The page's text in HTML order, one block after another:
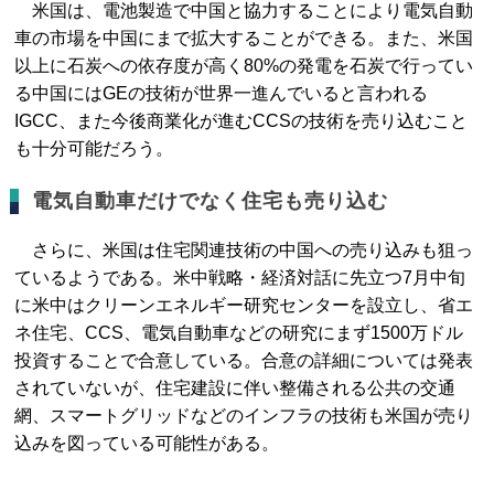
米国は、電池製造で中国と協力することにより電気自動
車の市場を中国にまで拡大することができる。また、米国
以上に石炭への依存度が高く80%の発電を石炭で行ってい
る中国にはGEの技術が世界一進んでいると言われる
IGCC、また今後商業化が進むCCSの技術を売り込むこと
も十分可能だろう。
電気自動車だけでなく住宅も売り込む
さらに、米国は住宅関連技術の中国への売り込みも狙っ
ているようである。米中戦略・経済対話に先立つ7月中旬
に米中はクリーンエネルギー研究センターを設立し、省エ
ネ住宅、CCS、電気自動車などの研究にまず1500万ドル
投資することで合意している。合意の詳細については発表
されていないが、住宅建設に伴い整備される公共の交通
網、スマートグリッドなどのインフラの技術も米国が売り
込みを図っている可能性がある。